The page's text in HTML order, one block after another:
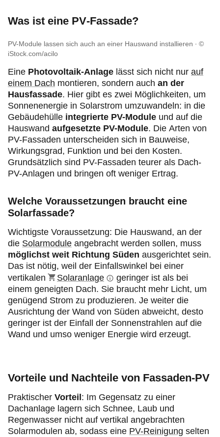
Was ist eine PV‑Fassade?
PV-Module lassen sich auch an einer Hauswand installieren
©
iStock.com/acilo
Eine Photovoltaik-Anlage lässt sich nicht nur auf
einem Dach montieren, sondern auch an der
Hausfassade. Hier gibt es zwei Möglichkeiten, um
Sonnenenergie in Solarstrom umzuwandeln: in die
Gebäudehülle integrierte PV-Module und auf die
Hauswand aufgesetzte PV-Module. Die Arten von
PV-Fassaden unterscheiden sich in Bauweise,
Wirkungsgrad, Funktion und bei den Kosten.
Grundsätzlich sind PV-Fassaden teurer als Dach-
PV-Anlagen und bringen oft weniger Ertrag.
Welche Voraussetzungen braucht eine
Solarfassade?
Wichtigste Voraussetzung: Die Hauswand, an der
die Solarmodule angebracht werden sollen, muss
möglichst weit Richtung Süden ausgerichtet sein.
Das ist nötig, weil der Einfallswinkel bei einer
vertikalen
Solaranlage
geringer ist als bei
einem geneigten Dach. Sie braucht mehr Licht, um
genügend Strom zu produzieren. Je weiter die
Ausrichtung der Wand von Süden abweicht, desto
geringer ist der Einfall der Sonnenstrahlen auf die
Wand und umso weniger Energie wird erzeugt.
Vorteile und Nachteile von Fassaden-PV
Praktischer Vorteil : Im Gegensatz zu einer
Dachanlage lagern sich Schnee, Laub und
Regenwasser nicht auf vertikal angebrachten
Solarmodulen ab, sodass eine PV-Reinigung selten